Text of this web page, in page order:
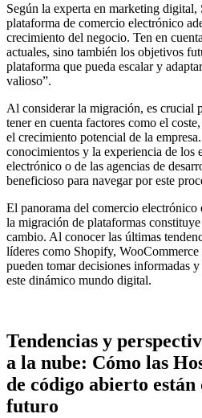
Según la experta en marketing digital,
plataforma de comercio electrónico
crecimiento del negocio. Ten en
actuales, sino también los objetivos
plataforma que pueda escalar y
valioso”.
Al considerar la migración, es crucial
tener en cuenta factores como el
el crecimiento potencial de la
conocimientos y la experiencia de los
electrónico o de las agencias de
beneficioso para navegar por este
El panorama del comercio electrónico
la migración de plataformas
cambio. Al conocer las últimas
líderes como Shopify, WooCommerce
pueden tomar decisiones informadas
este dinámico mundo digital.
Tendencias y
a la nube: Cómo las
de código abierto
futuro